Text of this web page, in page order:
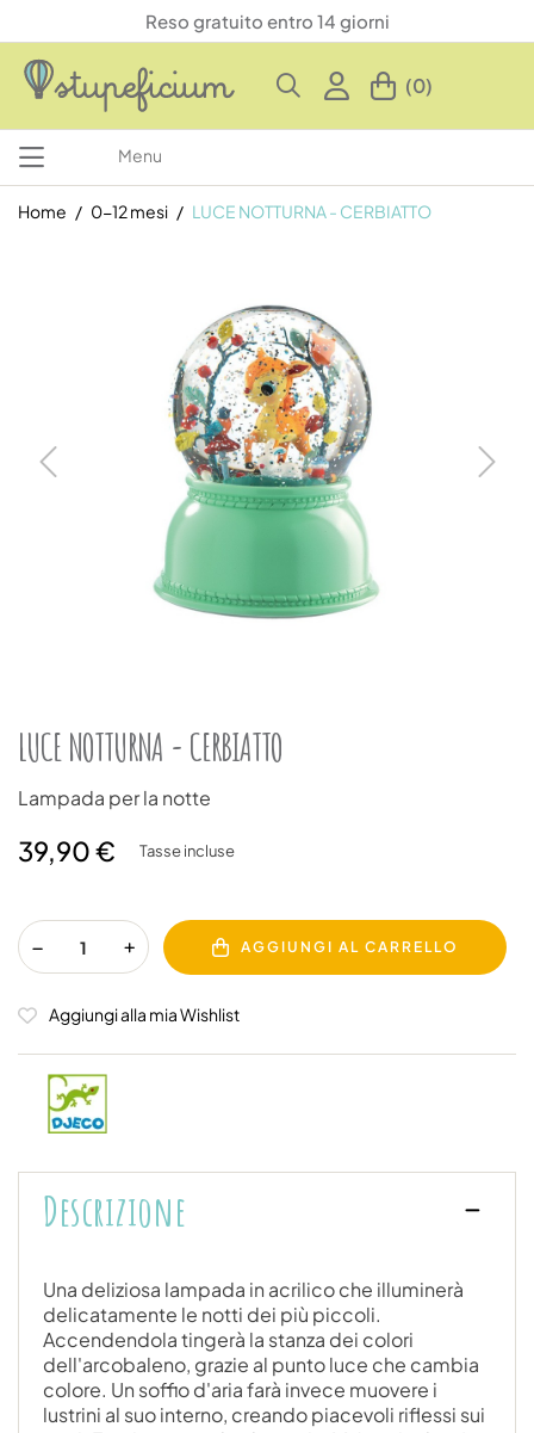
Reso gratuito entro 14 giorni
(0)
Menu
Home 0-12 mesi LUCE NOTTURNA - CERBIATTO
LUCE NOTTURNA - CERBIATTO
Lampada per la notte
39,90 € Tasse incluse
AGGIUNGI AL CARRELLO
Aggiungi alla mia Wishlist
Descrizione
Una deliziosa lampada in acrilico che illuminerà
delicatamente le notti dei più piccoli.
Accendendola tingerà la stanza dei colori
dell'arcobaleno, grazie al punto luce che cambia
colore. Un soffio d'aria farà invece muovere i
lustrini al suo interno, creando piacevoli riflessi sui